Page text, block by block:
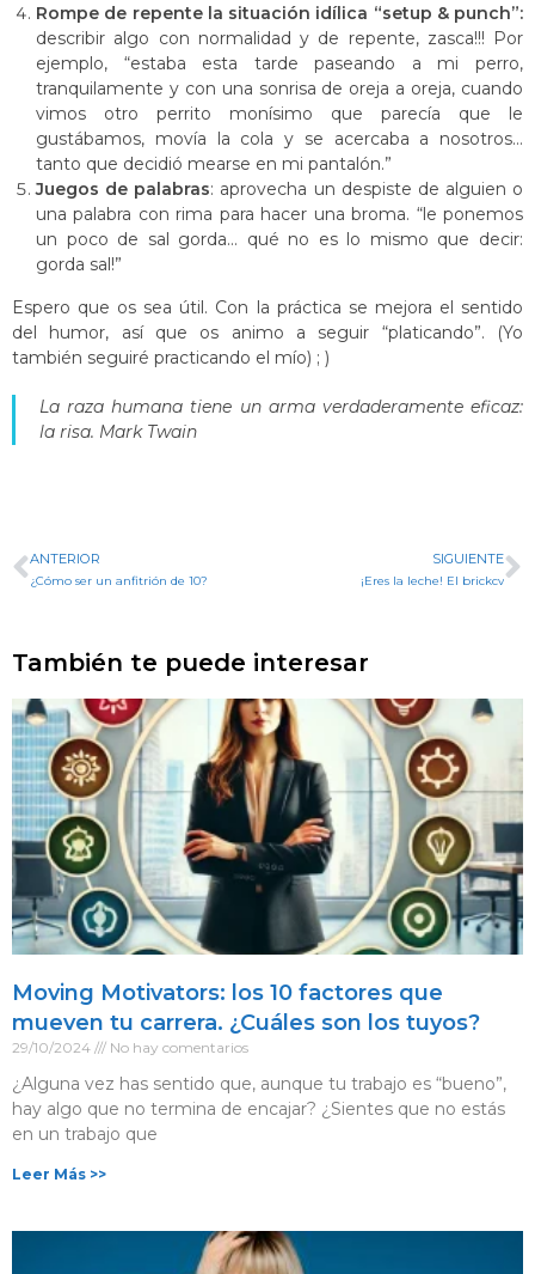
Rompe de repente la situación idílica “setup & punch”:
describir algo con normalidad y de repente, zasca!!! Por
ejemplo, “estaba esta tarde paseando a mi perro,
tranquilamente y con una sonrisa de oreja a oreja, cuando
vimos otro perrito monísimo que parecía que le
gustábamos, movía la cola y se acercaba a nosotros…
tanto que decidió mearse en mi pantalón.”
Juegos de palabras: aprovecha un despiste de alguien o
una palabra con rima para hacer una broma. “le ponemos
un poco de sal gorda… qué no es lo mismo que decir:
gorda sal!”
Espero que os sea útil. Con la práctica se mejora el sentido
del humor, así que os animo a seguir “platicando”. (Yo
también seguiré practicando el mío) ; )
La raza humana tiene un arma verdaderamente eficaz:
la risa. Mark Twain
ANTERIOR
¿Cómo ser un anfitrión de 10?
SIGUIENTE
¡Eres la leche! El brickcv
También te puede interesar
Moving Motivators: los 10 factores que
mueven tu carrera. ¿Cuáles son los tuyos?
29/10/2024 No hay comentarios
¿Alguna vez has sentido que, aunque tu trabajo es “bueno”,
hay algo que no termina de encajar? ¿Sientes que no estás
en un trabajo que
Leer Más >>